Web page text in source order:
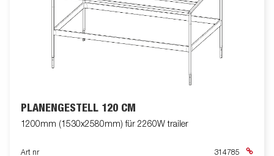
PLANENGESTELL 120 CM
1200mm (1530x2580mm) für 2260W trailer
Art nr 314785